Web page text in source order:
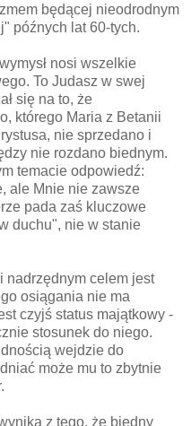
będącej nieodrodnym
późnych lat 60-tych.
nosi wszelkie
To Judasz w swej
się na to, że
którego Maria z Betanii
nie sprzedano i
nie rozdano biednym.
temacie odpowiedź:
ale Mnie nie zawsze
pada zaś kluczowe
duchu", nie w stanie
nadrzędnym celem jest
osiągania nie ma
czyjś status majątkowy -
stosunek do niego.
wejdzie do
może mu to zbytnie
z tego, że biedny